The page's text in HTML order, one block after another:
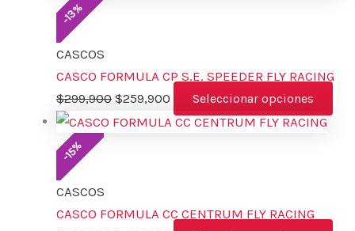
-
13
%
CASCOS
CASCO FORMULA CP S.E. SPEEDER FLY RACING
$299,900 $259,900 Seleccionar opciones
-
15
%
CASCOS
CASCO FORMULA CC CENTRUM FLY RACING